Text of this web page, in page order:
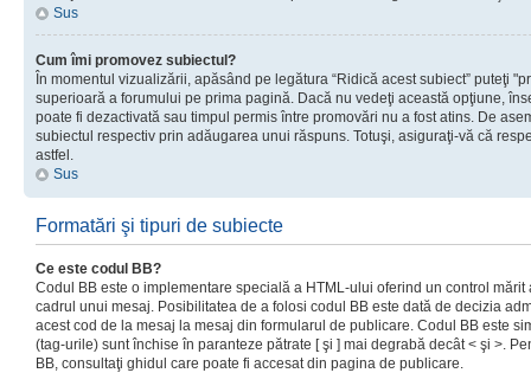
Sus
Cum îmi promovez subiectul?
În momentul vizualizării, apăsând pe legătura “Ridică acest subiect” puteţi
superioară a forumului pe prima pagină. Dacă nu vedeţi această opţiune,
poate fi dezactivată sau timpul permis între promovări nu a fost atins. De
subiectul respectiv prin adăugarea unui răspuns. Totuşi, asiguraţi-vă că
astfel.
Sus
Formatări şi tipuri de subiecte
Ce este codul BB?
Codul BB este o implementare specială a HTML-ului oferind un control
cadrul unui mesaj. Posibilitatea de a folosi codul BB este dată de decizia
acest cod de la mesaj la mesaj din formularul de publicare. Codul BB este
(tag-urile) sunt închise în paranteze pătrate [ şi ] mai degrabă decât < şi >.
BB, consultaţi ghidul care poate fi accesat din pagina de publicare.